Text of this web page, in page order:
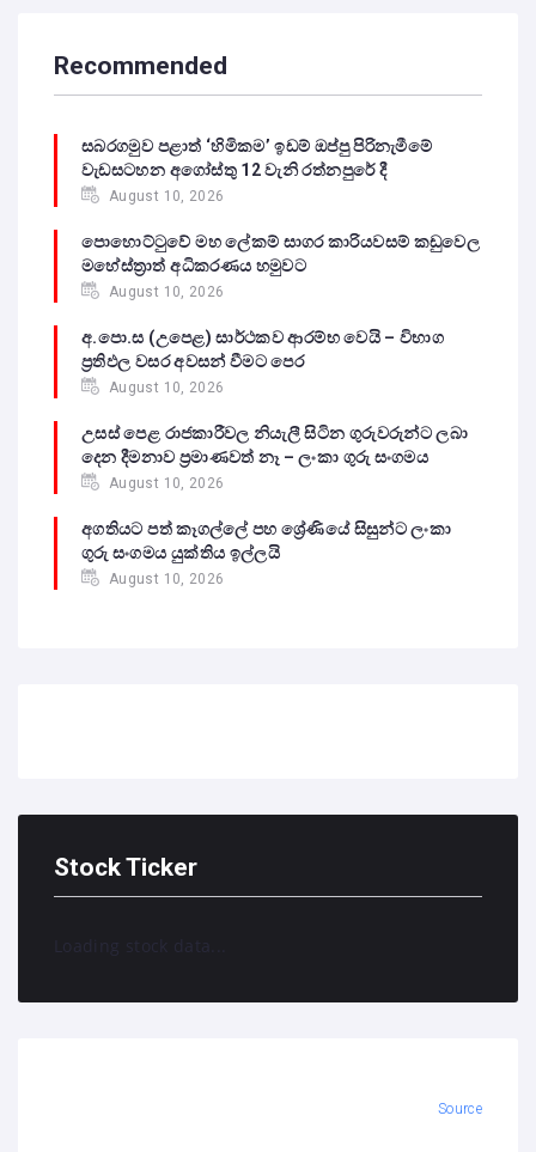
Recommended
සබරගමුව පළාත් ‘හිමිකම’ ඉඩම් ඔප්පු පිරිනැමීමේ
වැඩසටහන අගෝස්තු 12 වැනි රත්නපුරේ දී
August 10, 2026
පොහොට්ටුවේ මහ ලේකම් සාගර කාරියවසම් කඩුවෙල
මහේස්ත්‍රාත් අධිකරණය හමුවට
August 10, 2026
අ.පො.ස (උපෙළ) සාර්ථකව ආරම්භ වෙයි – විභාග
ප්‍රතිඵල වසර අවසන් වීමට පෙර
August 10, 2026
උසස් පෙළ රාජකාරීවල නියැලී සිටින ගුරුවරුන්ට ලබා
දෙන දීමනාව ප්‍රමාණවත් නෑ – ලංකා ගුරු සංගමය
August 10, 2026
අගතියට පත් කෑගල්ලේ පහ ශ්‍රේණියේ සිසුන්ට ලංකා
ගුරු සංගමය යුක්තිය ඉල්ලයි
August 10, 2026
Stock Ticker
Loading stock data...
Source